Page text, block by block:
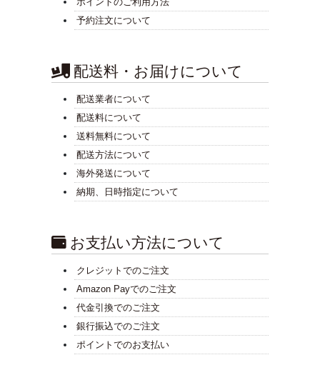
予約注文について
配送料・お届けについて
配送業者について
配送料について
送料無料について
配送方法について
海外発送について
納期、日時指定について
お支払い方法について
クレジットでのご注文
Amazon Payでのご注文
代金引換でのご注文
銀行振込でのご注文
ポイントでのお支払い